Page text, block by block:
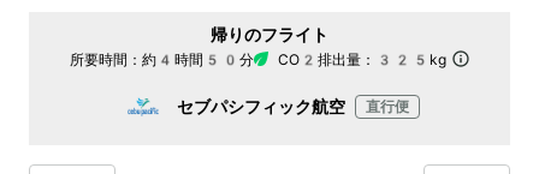
帰りのフライト
所要時間： 約4時間50分 CO2排出量： 325kg
セブパシフィック航空 直行便